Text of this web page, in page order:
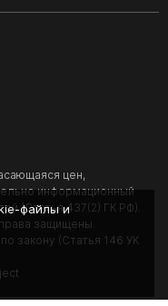
цен,
информационный
(Статья 437(2) ГК РФ).
защищены.
закону (Статья 146 УК
файлы и